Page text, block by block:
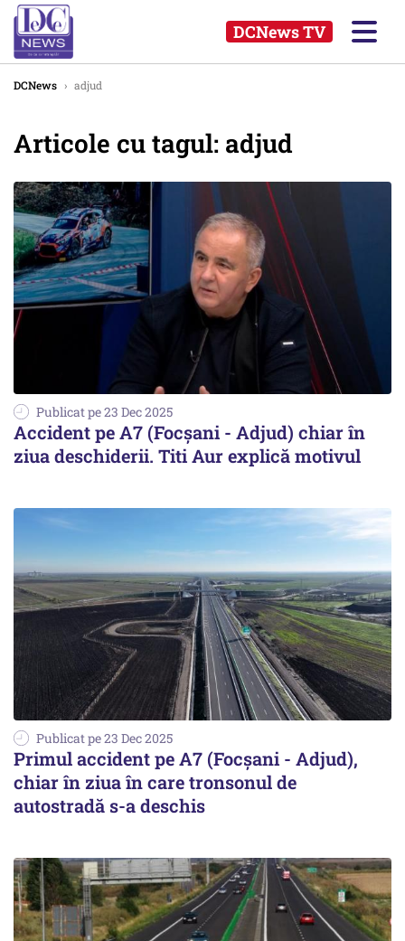
DCNews TV
DCNews › adjud
Articole cu tagul: adjud
Publicat pe 23 Dec 2025
Accident pe A7 (Focșani - Adjud) chiar în
ziua deschiderii. Titi Aur explică motivul
Publicat pe 23 Dec 2025
Primul accident pe A7 (Focșani - Adjud),
chiar în ziua în care tronsonul de
autostradă s-a deschis